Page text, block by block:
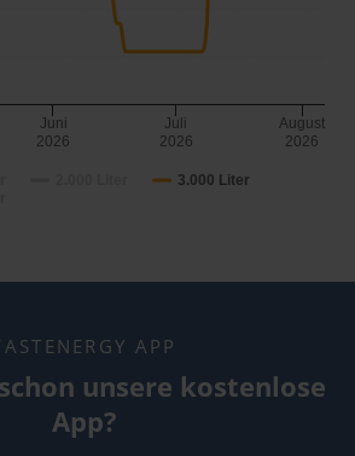
3.000 Liter
Juni
2026
Juli
2026
August
2026
APP
unsere kostenlose
App?